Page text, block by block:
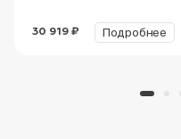
30 919 ₽ Подробнее